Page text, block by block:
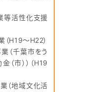
等活性化支援
H19～H22）
（千葉市をう
市））（H19
（地域文化活